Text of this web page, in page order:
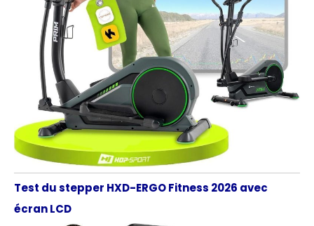
Test du stepper HXD-ERGO Fitness 2026 avec
écran LCD